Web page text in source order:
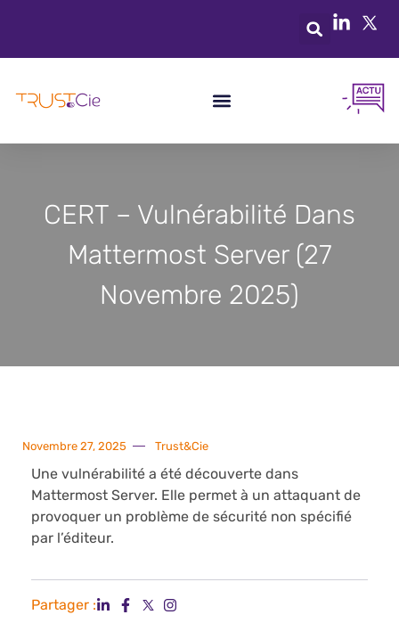
CERT – Vulnérabilité Dans
Mattermost Server (27
Novembre 2025)
Novembre 27, 2025 Trust&Cie
Une vulnérabilité a été découverte dans
Mattermost Server. Elle permet à un attaquant de
provoquer un problème de sécurité non spécifié
par l’éditeur.
Partager :